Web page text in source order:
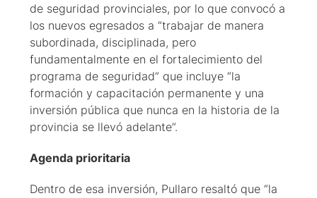
de seguridad provinciales, por lo que convocó a
los nuevos egresados a “trabajar de manera
subordinada, disciplinada, pero
fundamentalmente en el fortalecimiento del
programa de seguridad” que incluye “la
formación y capacitación permanente y una
inversión pública que nunca en la historia de la
provincia se llevó adelante”.
Agenda prioritaria
Dentro de esa inversión, Pullaro resaltó que “la